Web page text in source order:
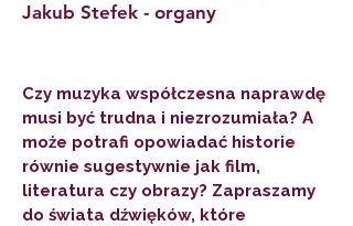
Jakub Stefek - organy
Czy muzyka współczesna naprawdę
musi być trudna i niezrozumiała? A
może potrafi opowiadać historie
równie sugestywnie jak film,
literatura czy obrazy? Zapraszamy
do świata dźwięków, które